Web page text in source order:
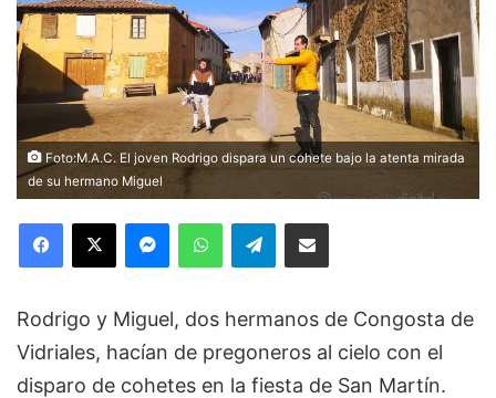
Foto:M.A.C. El joven Rodrigo dispara un cohete bajo la atenta mirada
de su hermano Miguel
Facebook
X MessengerWhatsAppTelegramCompartir via Email
Rodrigo y Miguel, dos hermanos de Congosta de
Vidriales, hacían de pregoneros al cielo con el
disparo de cohetes en la fiesta de San Martín.